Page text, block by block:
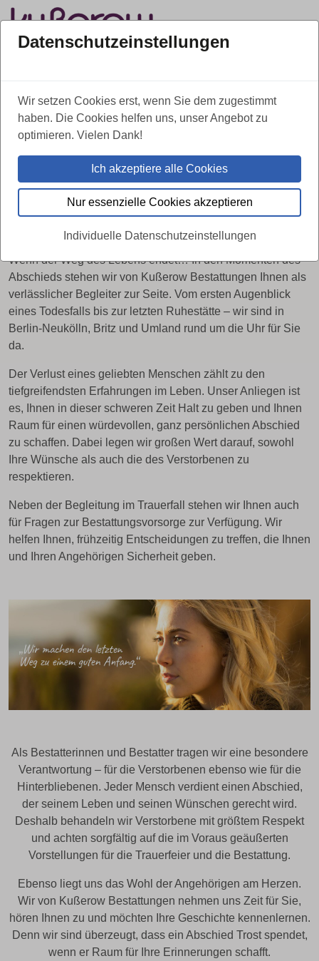
Tag & Nacht erreichbar: 030 / 626 13 36
WIR SIND FÜR SIE DA
Kußerow Bestattungen in Berlin-
Wenn der Weg des Lebens endet… In den Momenten des
Abschieds stehen wir von Kußerow Bestattungen Ihnen als
verlässlicher Begleiter zur Seite. Vom ersten Augenblick
eines Todesfalls bis zur letzten Ruhestätte – wir sind in
Berlin-Neukölln, Britz und Umland rund um die Uhr für Sie
da.
Der Verlust eines geliebten Menschen zählt zu den
tiefgreifendsten Erfahrungen im Leben. Unser Anliegen ist
es, Ihnen in dieser schweren Zeit Halt zu geben und Ihnen
Raum für einen würdevollen, ganz persönlichen Abschied
zu schaffen. Dabei legen wir großen Wert darauf, sowohl
Ihre Wünsche als auch die des Verstorbenen zu
respektieren.
Neben der Begleitung im Trauerfall stehen wir Ihnen auch
für Fragen zur Bestattungsvorsorge zur Verfügung. Wir
helfen Ihnen, frühzeitig Entscheidungen zu treffen, die Ihnen
und Ihren Angehörigen Sicherheit geben.
Als Bestatterinnen und Bestatter tragen wir eine besondere
Verantwortung – für die Verstorbenen ebenso wie für die
Hinterbliebenen. Jeder Mensch verdient einen Abschied,
der seinem Leben und seinen Wünschen gerecht wird.
Deshalb behandeln wir Verstorbene mit größtem Respekt
und achten sorgfältig auf die im Voraus geäußerten
Vorstellungen für die Trauerfeier und die Bestattung.
Ebenso liegt uns das Wohl der Angehörigen am Herzen.
Wir von Kußerow Bestattungen nehmen uns Zeit für Sie,
hören Ihnen zu und möchten Ihre Geschichte kennenlernen.
Denn wir sind überzeugt, dass ein Abschied Trost spendet,
wenn er Raum für Ihre Erinnerungen schafft.
Datenschutzeinstellungen
Wir setzen Cookies erst, wenn Sie dem zugestimmt
haben. Die Cookies helfen uns, unser Angebot zu
optimieren. Vielen Dank!
Ich akzeptiere alle Cookies
Nur essenzielle Cookies akzeptieren
Individuelle Datenschutzeinstellungen